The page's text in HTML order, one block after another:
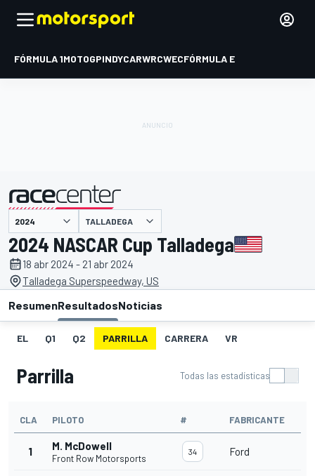
FÓRMULA 1MOTOGPINDYCARWRCWECFÓRMULA E
presentado por TALLADEGA
2024 NASCAR Cup Talladega
18 abr 2024 - 21 abr 2024
Talladega Superspeedway, US
ResumenResultadosNoticias
EL Q1 Q2 PARRILLA CARRERA VR
Parrilla Todas las estadísticas
CLA PILOTO # FABRICANTE
1 M. McDowell
Front Row Motorsports
34 Ford